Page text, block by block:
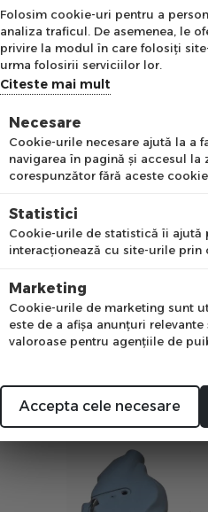
9/Elixir 7 Banjo Kit -
in stoc
PRP:3400 lei 2000
Folosim cookie-uri pentru a
analiza traficul. De asemenea, le
privire la modul în care folosiți
urma folosirii serviciilor lor.
Citeste mai mult
Necesare
Cookie-urile necesare ajută la a
navigarea în pagină şi accesul
corespunzător fără aceste
Statistici
Cookie-urile de statistică îi
interacţionează cu site-urile prin
Marketing
Cookie-urile de marketing sunt
este de a afişa anunţuri
valoroase pentru agenţiile de
Accepta cele necesare
Abonare
Abonează-
pentru a
Mă